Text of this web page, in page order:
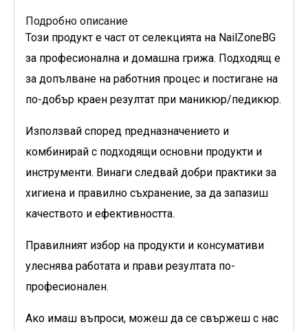
Подробно описание
Този продукт е част от селекцията на NailZoneBG
за професионална и домашна грижа. Подходящ е
за допълване на работния процес и постигане на
по-добър краен резултат при маникюр/педикюр.
Използвай според предназначението и
комбинирай с подходящи основни продукти и
инструменти. Винаги следвай добри практики за
хигиена и правилно съхранение, за да запазиш
качеството и ефективността.
Правилният избор на продукти и консумативи
улеснява работата и прави резултата по-
професионален.
Ако имаш въпроси, можеш да се свържеш с нас